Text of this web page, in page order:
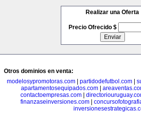
Realizar una Oferta
Precio Ofrecido $
Otros dominios en venta:
modelosypromotoras.com| partidodefutbol.com|
apartamentosequipados.com|
contactoempresas.com
finanzaseinversiones.com